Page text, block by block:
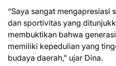
“Saya sangat mengapresiasi
dan sportivitas yang
membuktikan bahwa
memiliki kepedulian yang
budaya daerah,” ujar Dina.